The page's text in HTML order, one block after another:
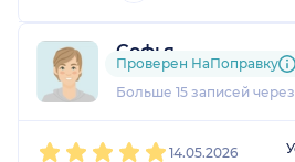
Софья
3 отзываи 1 оценка
Больше 15 записей
Проверен НаПоправку
14.05.2026